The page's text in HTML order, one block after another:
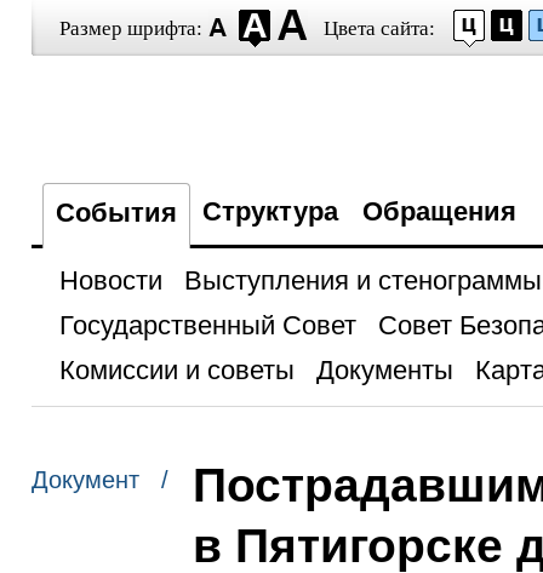
Размер шрифта: Цвета сайта:
События Структура Обращения
Новости
Выступления и стенограммы
Государственный Совет
Совет
Комиссии и советы
Документы
Документ /
Пострадавшим
в Пятигорске